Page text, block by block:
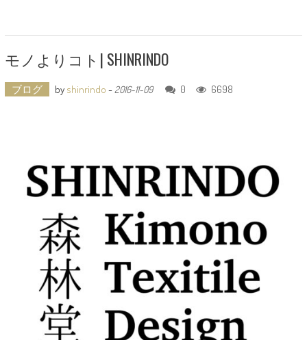
モノよりコト| SHINRINDO
ブログ by shinrindo - 2016-11-09 0 6698